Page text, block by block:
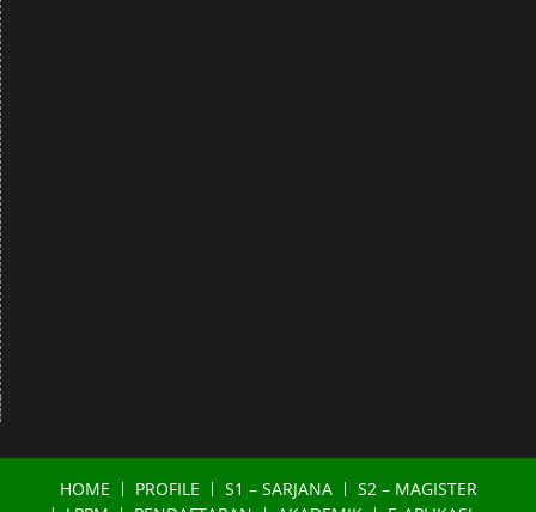
HOME PROFILE S1 – SARJANA
S2 – MAGISTER